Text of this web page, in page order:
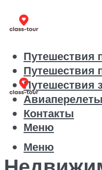
Путешествия
Путешествия
Путешествия
Авиаперелеты
Контакты
Меню
Меню